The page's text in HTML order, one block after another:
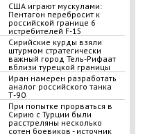
США играют мускулами:
Пентагон перебросит к
российской границе 6
истребителей F-15
Сирийские курды взяли
штурмом стратегически
важный город Тель-Рифаат
вблизи турецкой границы
​Иран намерен разработать
аналог российского танка
Т-90
При попытке прорваться в
Сирию с Турции были
расстреляны несколько
сотен боевиков - источник